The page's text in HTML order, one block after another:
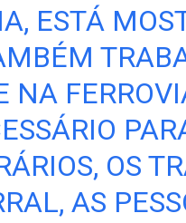
ESTÁ
NA
OS
AS